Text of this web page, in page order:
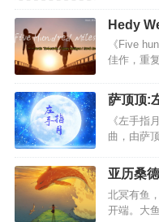
房慵懒自
磨，最终
本不同的
首歌曲在
息代替了
显了对于
词：那时
的眼神牵
们的青春
Hedy
《Five
佳作，重
去往何方
里，四百
里。
眷恋。歌
way”反复
异地，这
的亲人啊
萨顶顶:
《左手指
曲，由萨
横跨三个
咽腔信手
控制力将
致！ 越听
亚历桑
北冥有鱼
开端。大